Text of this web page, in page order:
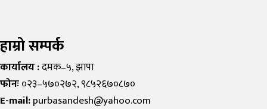
हाम्रो सम्पर्क
कार्यालय :दमक–५, झापा
फोनः०२३–५७०२७२, ९८५२६७०८७०
E-mail:purbasandesh@yahoo.com